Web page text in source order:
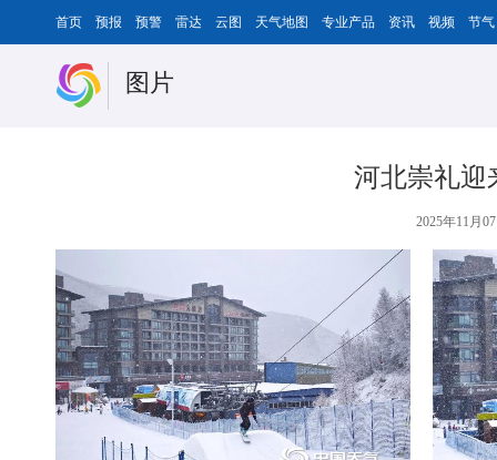
首页 预报 预警 雷达 云图 天气地图 专业产品 资讯 视频 节气
图片
河北崇礼迎
2025年11月